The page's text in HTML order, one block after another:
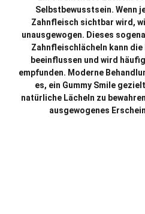
Selbstbewusstsein. Wenn
Zahnfleisch sichtbar wird,
unausgewogen. Dieses
Zahnfleischlächeln kann
beeinflussen und wird
empfunden. Moderne
es, ein Gummy Smile
natürliche Lächeln zu
ausgewogenes